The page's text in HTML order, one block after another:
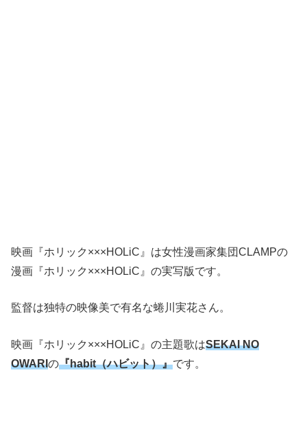
映画『ホリック×××HOLiC』は女性漫画家集団CLAMPの
漫画『ホリック×××HOLiC』の実写版です。
監督は独特の映像美で有名な蜷川実花さん。
映画『ホリック×××HOLiC』の主題歌はSEKAI NO
OWARIの『habit（ハビット）』です。